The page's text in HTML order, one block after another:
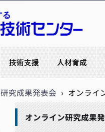
技術支援 人材育成
研究成果発表会 › オンライ
オンライン研究成果